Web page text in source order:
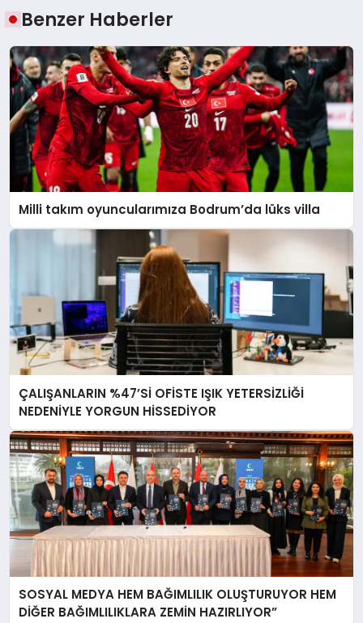
Benzer Haberler
Milli takım oyuncularımıza Bodrum’da lüks villa
ÇALIŞANLARIN %47’Sİ OFİSTE IŞIK YETERSİZLİĞİ
NEDENİYLE YORGUN HİSSEDİYOR
SOSYAL MEDYA HEM BAĞIMLILIK OLUŞTURUYOR HEM
DİĞER BAĞIMLILIKLARA ZEMİN HAZIRLIYOR”